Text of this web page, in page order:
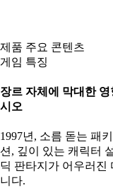
제품 주요 콘텐츠
게임 특징
장르 자체에 막대한
시오
1997년, 소름 돋는 패
션, 깊이 있는 캐릭터
딕 판타지가 어우러진
니다.